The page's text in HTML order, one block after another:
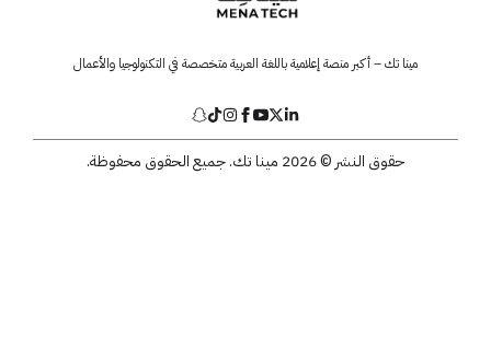
مينا تك – أكبر منصة إعلامية باللغة العربية متخصصة في التكنولوجيا والأعمال
حقوق النشر © 2026 مينا تك. جميع الحقوق محفوظة.